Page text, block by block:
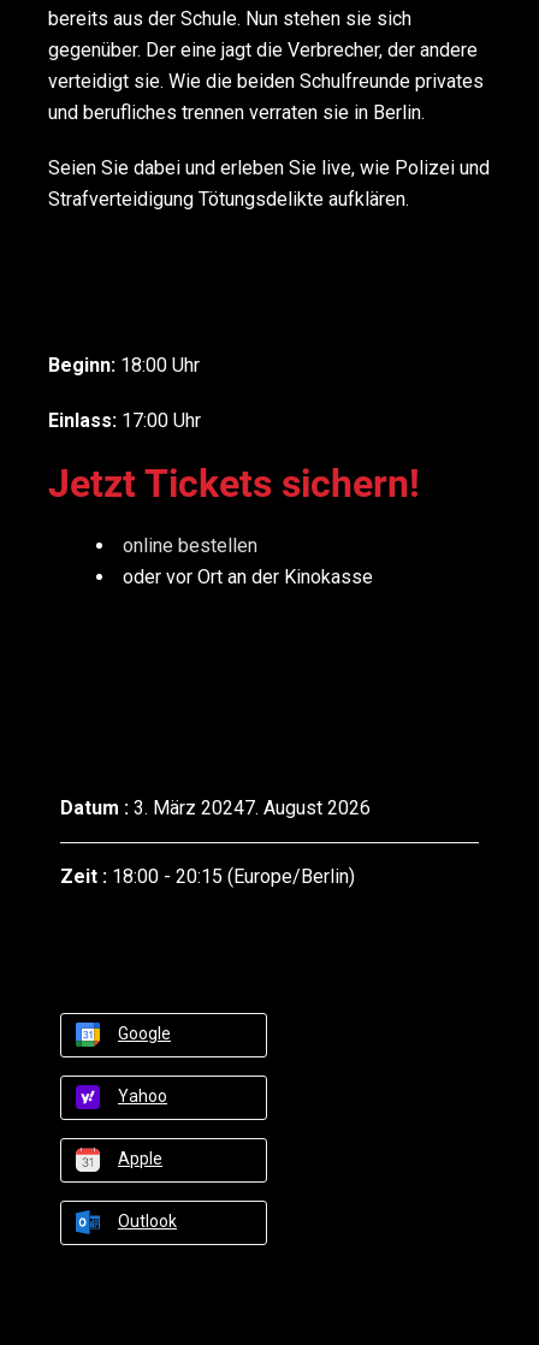
bereits aus der Schule. Nun stehen sie sich
gegenüber. Der eine jagt die Verbrecher, der andere
verteidigt sie. Wie die beiden Schulfreunde privates
und berufliches trennen verraten sie in Berlin.
Seien Sie dabei und erleben Sie live, wie Polizei und
Strafverteidigung Tötungsdelikte aufklären.
Beginn: 18:00 Uhr
Einlass: 17:00 Uhr
Jetzt Tickets sichern!
online bestellen
oder vor Ort an der Kinokasse
Datum : 3. März 20247. August 2026
Zeit : 18:00 - 20:15 (Europe/Berlin)
Google
Yahoo
Apple
Outlook